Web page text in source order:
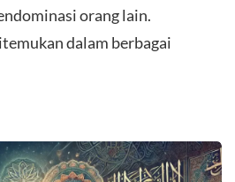
orang lain.
dalam berbagai